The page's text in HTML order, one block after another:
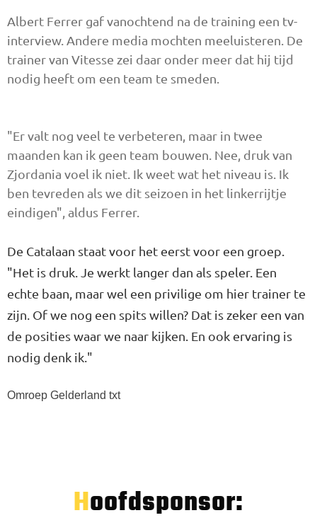
Albert Ferrer gaf vanochtend na de training een tv-
interview. Andere media mochten meeluisteren. De
trainer van Vitesse zei daar onder meer dat hij tijd
nodig heeft om een team te smeden.
"Er valt nog veel te verbeteren, maar in twee
maanden kan ik geen team bouwen. Nee, druk van
Zjordania voel ik niet. Ik weet wat het niveau is. Ik
ben tevreden als we dit seizoen in het linkerrijtje
eindigen", aldus Ferrer.
De Catalaan staat voor het eerst voor een groep.
"Het is druk. Je werkt langer dan als speler. Een
echte baan, maar wel een privilige om hier trainer te
zijn. Of we nog een spits willen? Dat is zeker een van
de posities waar we naar kijken. En ook ervaring is
nodig denk ik."
Omroep Gelderland txt
Hoofdsponsor: